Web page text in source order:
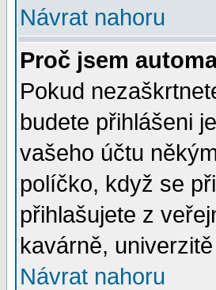
Návrat nahoru
Proč jsem
Pokud
budete přihlášeni
vašeho účtu
políčko, když se
přihlašujete z
kavárně,
Návrat nahoru